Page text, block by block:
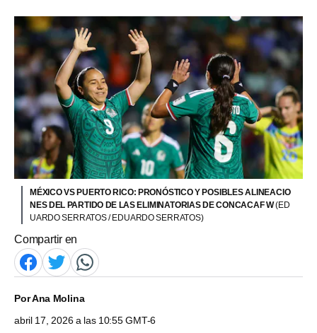
MÉXICO VS PUERTO RICO: PRONÓSTICO Y POSIBLES ALINEACIO
NES DEL PARTIDO DE LAS ELIMINATORIAS DE CONCACAF W(ED
UARDO SERRATOS / EDUARDO SERRATOS)
Compartir en
PorAna Molina
abril 17, 2026 a las 10:55 GMT-6